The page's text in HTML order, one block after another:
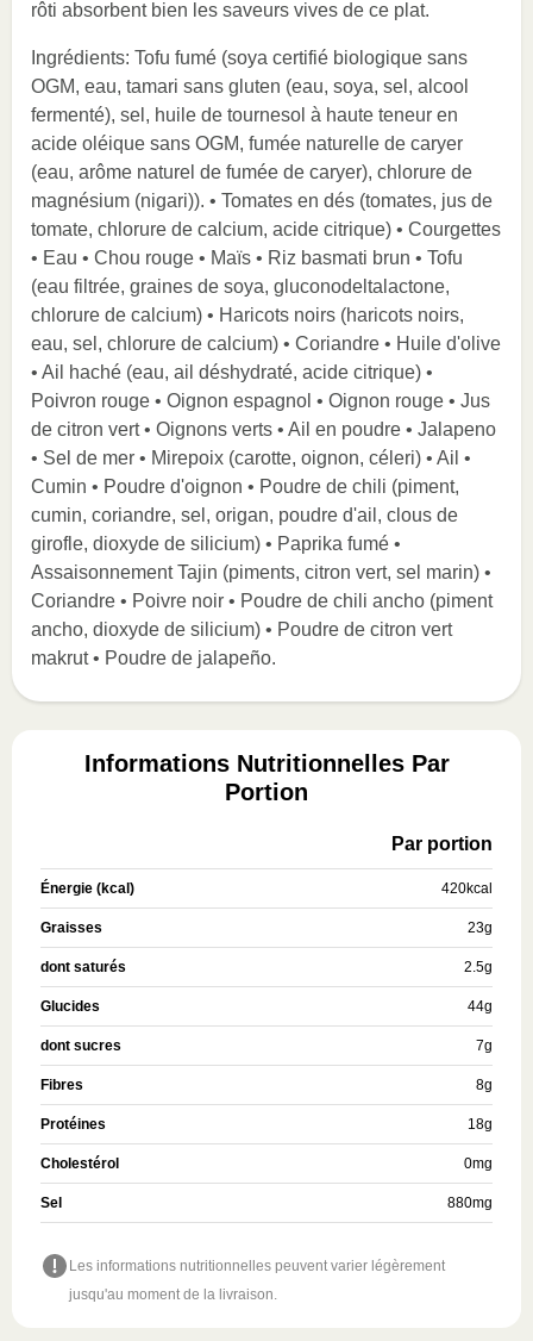
rôti absorbent bien les saveurs vives de ce plat.
Ingrédients: Tofu fumé (soya certifié biologique sans
OGM, eau, tamari sans gluten (eau, soya, sel, alcool
fermenté), sel, huile de tournesol à haute teneur en
acide oléique sans OGM, fumée naturelle de caryer
(eau, arôme naturel de fumée de caryer), chlorure de
magnésium (nigari)). • Tomates en dés (tomates, jus de
tomate, chlorure de calcium, acide citrique) • Courgettes
• Eau • Chou rouge • Maïs • Riz basmati brun • Tofu
(eau filtrée, graines de soya, gluconodeltalactone,
chlorure de calcium) • Haricots noirs (haricots noirs,
eau, sel, chlorure de calcium) • Coriandre • Huile d'olive
• Ail haché (eau, ail déshydraté, acide citrique) •
Poivron rouge • Oignon espagnol • Oignon rouge • Jus
de citron vert • Oignons verts • Ail en poudre • Jalapeno
• Sel de mer • Mirepoix (carotte, oignon, céleri) • Ail •
Cumin • Poudre d'oignon • Poudre de chili (piment,
cumin, coriandre, sel, origan, poudre d'ail, clous de
girofle, dioxyde de silicium) • Paprika fumé •
Assaisonnement Tajin (piments, citron vert, sel marin) •
Coriandre • Poivre noir • Poudre de chili ancho (piment
ancho, dioxyde de silicium) • Poudre de citron vert
makrut • Poudre de jalapeño.
Informations Nutritionnelles Par
Portion
Par portion
Énergie (kcal) 420kcal
Graisses 23g
dont saturés 2.5g
Glucides 44g
dont sucres 7g
Fibres 8g
Protéines 18g
Cholestérol 0mg
Sel 880mg
Les informations nutritionnelles peuvent varier légèrement
jusqu'au moment de la livraison.